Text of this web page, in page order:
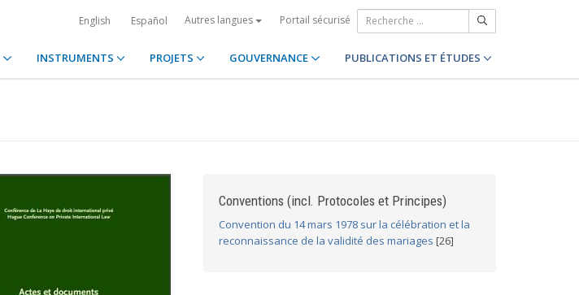
English Español Autres langues Portail sécurisé
INSTRUMENTS PROJETS GOUVERNANCE PUBLICATIONS ET ÉTUDES
Conventions (incl. Protocoles et Principes)
Convention du 14 mars 1978 sur la célébration et la
reconnaissance de la validité des mariages [26]